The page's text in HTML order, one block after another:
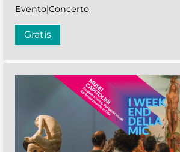
Evento|Concerto
Gratis